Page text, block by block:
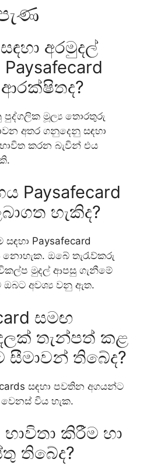
අරමුදල්
පුද්ගලික මූල්‍ය තොරතුරු
අතර ගනුදෙනු සඳහා
කරන බැවින් එය
Paysafecard
හැකිද?
Paysafecard
නොහැක. ඔබේ තැරැව්කරු
මුදල් ආපසු ගැනීමේ
ඔබට අවශ්‍ය වනු ඇත.
සමඟ
තැන්පත් කළ
සීමාවන් තිබේද?
සඳහා පවතින අගයන්ට
විය හැක.
භාවිතා කිරීම හා
තිබේද?